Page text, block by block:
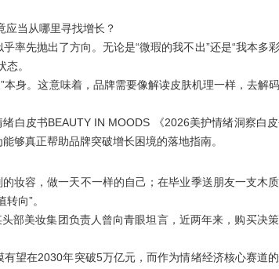
应当从哪里寻找增长？
率先抛出了方向。无论是“微瑕的我不出”还是“我本多
。
本身。这意味着， 品牌需要像解读皮肤机理一样，去解
白皮书BEAUTY IN MOODS 《2026美护情绪洞察白皮
够真正帮助品牌突破增长困境的落地指南。
妆容，做一天不一样的自己；在毕业季送朋友一支木
向”。
部美妆集团负责人曾向青眼坦言，近两年来，购买决
望在2030年突破5万亿元，而作为情绪经济核心赛道